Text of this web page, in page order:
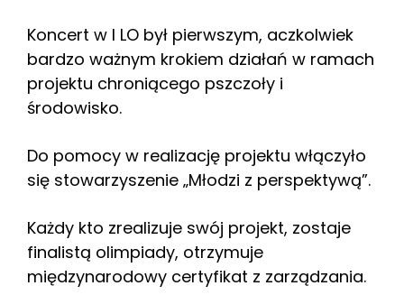
Koncert w I LO był pierwszym, aczkolwiek
bardzo ważnym krokiem działań w ramach
projektu chroniącego pszczoły i
środowisko.
Do pomocy w realizację projektu włączyło
się stowarzyszenie „Młodzi z perspektywą”.
Każdy kto zrealizuje swój projekt, zostaje
finalistą olimpiady, otrzymuje
międzynarodowy certyfikat z zarządzania.